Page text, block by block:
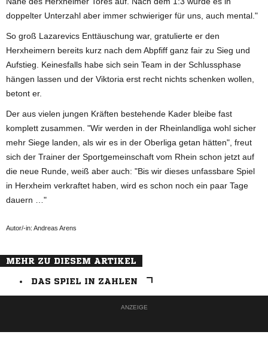
doppelter Unterzahl aber immer schwieriger für uns, auch mental."
So groß Lazarevics Enttäuschung war, gratulierte er den
Herxheimern bereits kurz nach dem Abpfiff ganz fair zu Sieg und
Aufstieg. Keinesfalls habe sich sein Team in der Schlussphase
hängen lassen und der Viktoria erst recht nichts schenken wollen,
betont er.
Der aus vielen jungen Kräften bestehende Kader bleibe fast
komplett zusammen. "Wir werden in der Rheinlandliga wohl sicher
mehr Siege landen, als wir es in der Oberliga getan hätten", freut
sich der Trainer der Sportgemeinschaft vom Rhein schon jetzt auf
die neue Runde, weiß aber auch: "Bis wir dieses unfassbare Spiel
in Herxheim verkraftet haben, wird es schon noch ein paar Tage
dauern …"
Autor/-in: Andreas Arens
MEHR ZU DIESEM ARTIKEL
DAS SPIEL IN ZAHLEN
ANZEIGE